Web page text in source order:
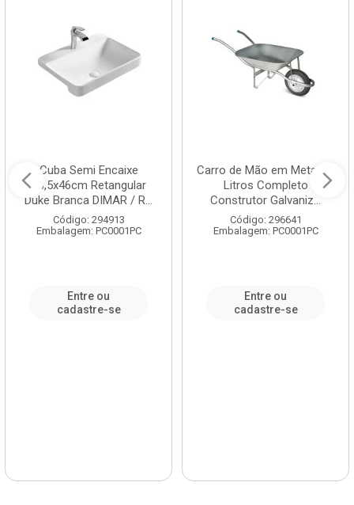
Cuba Semi Encaixe
58,5x46cm Retangular
Duke Branca DIMAR / R...
Código: 294913
Embalagem: PC0001PC
Entre ou
cadastre-se
Carro de Mão em Metal 60
Litros Completo
Construtor Galvaniz...
Código: 296641
Embalagem: PC0001PC
Entre ou
cadastre-se